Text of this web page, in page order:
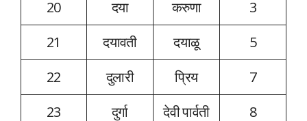
20
दया करुणा
3
21
दयावती दयाळू
5
22
दुलारी प्रिय
7
23
दुर्गा देवी पार्वती 8